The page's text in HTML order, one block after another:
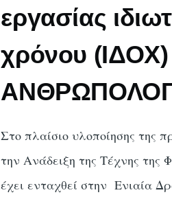
εργασίας
χρόνου
Στο πλαίσιο υλοποίησης της
την Ανάδειξη της Τέχνης
έχει ενταχθεί στην Ενιαία